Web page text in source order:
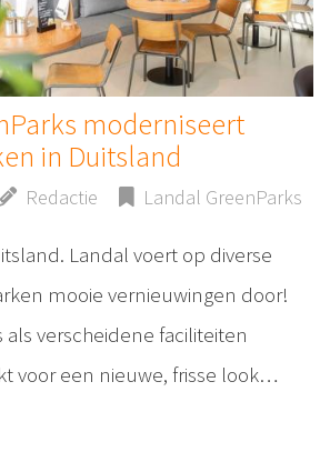
moderniseert
in Duitsland
Redactie Landal GreenParks
Landal voert op diverse
mooie vernieuwingen door!
verscheidene faciliteiten
voor een nieuwe, frisse look…